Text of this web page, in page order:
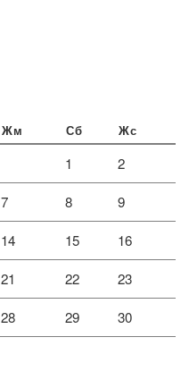
Жм Сб Жс
1 2
7 8 9
14 15 16
21 22 23
28 29 30